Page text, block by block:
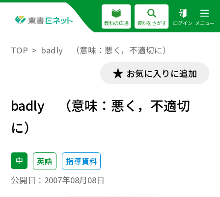
教科の広場 資料をさがす ログイン メニュー
TOP badly （意味：悪く，不適切に）
お気に入りに追加
badly （意味：悪く，不適切
に）
中 英語 指導資料
公開日： 2007年08月08日